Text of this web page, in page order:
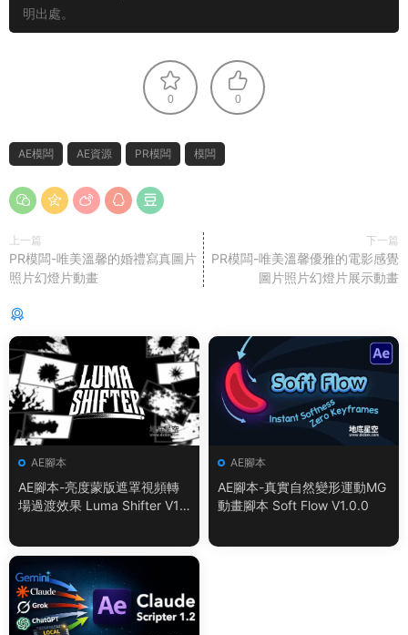
明出處。
0 0
AE模闆 AE資源 PR模闆 模闆
上一篇
PR模闆-唯美溫馨的婚禮寫真圖片
照片幻燈片動畫
下一篇
PR模闆-唯美溫馨優雅的電影感覺
圖片照片幻燈片展示動畫
AE腳本
AE腳本-亮度蒙版遮罩視頻轉
場過渡效果 Luma Shifter V1.
AE腳本
AE腳本-真實自然變形運動MG
動畫腳本 Soft Flow V1.0.0